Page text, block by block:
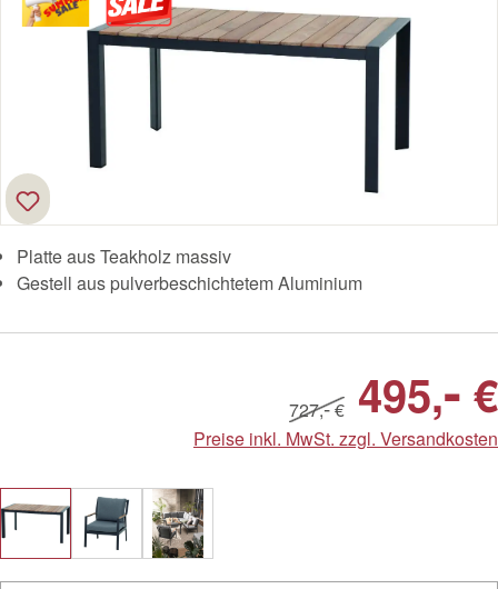
Platte aus Teakholz massiv
Gestell aus pulverbeschichtetem Aluminium
727,-€ 495,- €
Preise inkl. MwSt. zzgl. Versandkosten